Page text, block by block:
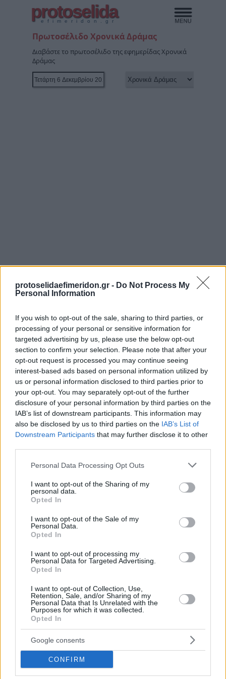
protoselidaefimeridon.gr - Do Not Process My
Personal Information
If you wish to opt-out of the sale, sharing to third parties, or
processing of your personal or sensitive information for
targeted advertising by us, please use the below opt-out
section to confirm your selection. Please note that after your
opt-out request is processed you may continue seeing
interest-based ads based on personal information utilized by
us or personal information disclosed to third parties prior to
your opt-out. You may separately opt-out of the further
disclosure of your personal information by third parties on the
IAB’s list of downstream participants. This information may
also be disclosed by us to third parties on the IAB’s List of
Downstream Participants that may further disclose it to other
Please note that this website/app uses one or more Google
not limited to your visit or usage behaviour. You may click to
grant or deny consent to Google and its third-party tags to
use your data for below specified purposes in below Google
consent section.
Personal Data Processing Opt Outs
I want to opt-out of the Sharing of my
personal data.
Opted In
I want to opt-out of the Sale of my
Personal Data.
Opted In
I want to opt-out of processing my
Personal Data for Targeted Advertising.
Opted In
I want to opt-out of Collection, Use,
Retention, Sale, and/or Sharing of my
Personal Data that Is Unrelated with the
Purposes for which it was collected.
Opted In
Google consents
CONFIRM
protoselida
efimeridon.gr
Πρωτοσέλιδο Χρονικά Δράμας
Διαβάστε το πρωτοσέλιδο της εφημερίδας Χρονικά
Δράμας
Προηγούμενη
Πρωινός Τύπος Δρ.
Επόμενη
Ολύμπιο Βήμα
Κοινοποιήστε
Προηγούμενη
Πρωινός Τύπος Δρ.
Επόμενη
Ολύμπιο Βήμα